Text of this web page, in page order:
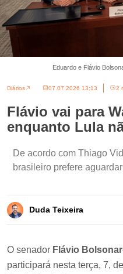
Eduardo e Flávio
Diários 07.07.2026 13:13 2
Flávio vai para
enquanto Lula
De acordo com Thiago
brasileiro prefere
Duda Teixeira
O senador Flávio
participará nesta terça, 7,